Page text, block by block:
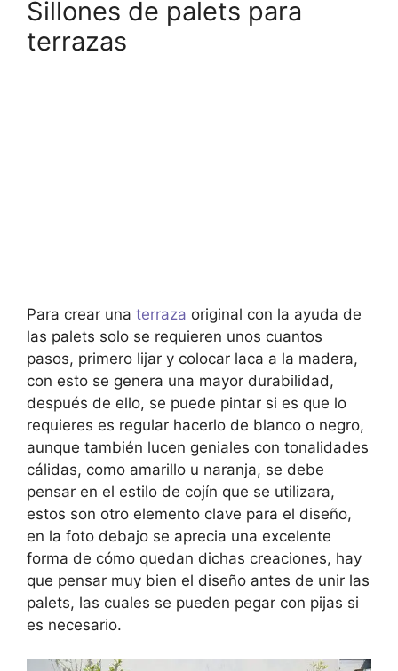
Sillones de palets para
terrazas
Para crear una terraza original con la ayuda de
las palets solo se requieren unos cuantos
pasos, primero lijar y colocar laca a la madera,
con esto se genera una mayor durabilidad,
después de ello, se puede pintar si es que lo
requieres es regular hacerlo de blanco o negro,
aunque también lucen geniales con tonalidades
cálidas, como amarillo u naranja, se debe
pensar en el estilo de cojín que se utilizara,
estos son otro elemento clave para el diseño,
en la foto debajo se aprecia una excelente
forma de cómo quedan dichas creaciones, hay
que pensar muy bien el diseño antes de unir las
palets, las cuales se pueden pegar con pijas si
es necesario.